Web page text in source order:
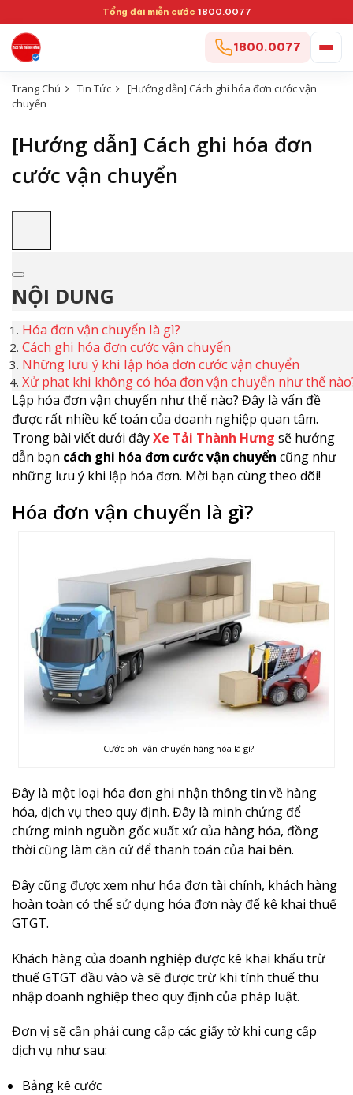
Tổng đài miễn cước 1800.0077
1800.0077
Trang Chủ Tin Tức
[Hướng dẫn] Cách ghi hóa đơn cước vận
chuyển
[Hướng dẫn] Cách ghi hóa đơn
cước vận chuyển
NỘI DUNG
Hóa đơn vận chuyển là gì?
Cách ghi hóa đơn cước vận chuyển
Những lưu ý khi lập hóa đơn cước vận chuyển
Xử phạt khi không có hóa đơn vận chuyển như thế
Lập hóa đơn vận chuyển như thế nào? Đây là vấn đề
được rất nhiều kế toán của doanh nghiệp quan tâm.
Trong bài viết dưới đâyXe Tải Thành Hưng sẽ hướng
dẫn bạn cách ghi hóa đơn cước vận chuyển cũng như
những lưu ý khi lập hóa đơn. Mời bạn cùng theo dõi!
Hóa đơn vận chuyển là gì?
Cước phí vận chuyển hàng hóa là gì?
Đây là một loại hóa đơn ghi nhận thông tin về hàng
hóa, dịch vụ theo quy định. Đây là minh chứng để
chứng minh nguồn gốc xuất xứ của hàng hóa, đồng
thời cũng làm căn cứ để thanh toán của hai bên.
Đây cũng được xem như hóa đơn tài chính, khách hàng
hoàn toàn có thể sử dụng hóa đơn này để kê khai thuế
GTGT.
Khách hàng của doanh nghiệp được kê khai khấu trừ
thuế GTGT đầu vào và sẽ được trừ khi tính thuế thu
nhập doanh nghiệp theo quy định của pháp luật.
Đơn vị sẽ cần phải cung cấp các giấy tờ khi cung cấp
dịch vụ như sau:
Bảng kê cước